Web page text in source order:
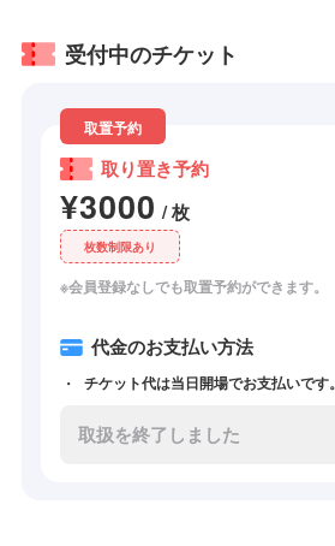
受付中のチケット
取置予約
取り置き予約
¥3000 / 枚
枚数制限あり
※会員登録なしでも取置予約ができます。
代金のお支払い方法
チケット代は当日開場でお支払いです。
取扱を終了しました